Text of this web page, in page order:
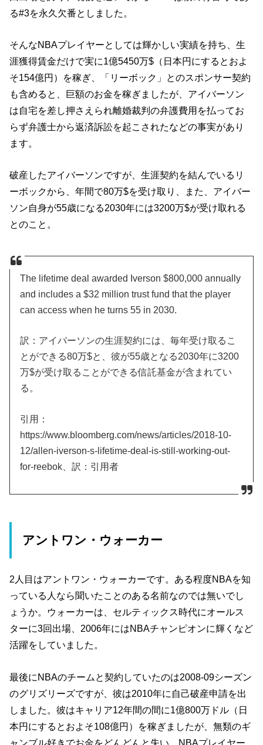
る#3を永久欠番としました。
そんなNBAプレイヤーとしては輝かしい実績を持ち、生
涯獲得賃金だけで実に1億5450万$（日本円にするとおよ
そ154億円）を稼ぎ、「リーボック」とのスポンサー契約
も含めると、巨額のお金を稼ぎましたが、アイバーソン
は自宅を差し押さえられ離婚裁判の弁護費用を払ってお
らず弁護士から返済訴訟を起こされたなどの事実があり
ます。
破産したアイバーソンですが、生涯契約を結んでいるリ
ーボックから、年間で80万$を受け取り、また、アイバー
ソン自身が55歳になる2030年には3200万$が受け取れる
とのこと。
The lifetime deal awarded Iverson $800,000 annually
and includes a $32 million trust fund that the player
can access when he turns 55 in 2030.
訳：アイバーソンの生涯契約には、毎年受け取るこ
とができる80万$と、彼が55歳となる2030年に3200
万$が受け取ることができる信託基金が含まれてい
る。
引用：
https://www.bloomberg.com/news/articles/2018-10-
12/allen-iverson-s-lifetime-deal-is-still-working-out-
for-reebok、訳：引用者
アントワン・ウォーカー
2人目はアントワン・ウォーカーです。ある程度NBAを知
っている人なら聞いたことのある名前なのでは無いでし
ょうか。ウォーカーは、セルティックス時代にオールス
ターに3回出場、2006年にはNBAチャンピオンに輝くなど
活躍をしていました。
最後にNBAのチームと契約していたのは2008-09シーズン
のグリズリーズですが、彼は2010年に自己破産申請を出
しました。彼はキャリア12年間の間に1億800万ドル（日
本円にするとおよそ108億円）を稼ぎましたが、無類のギ
ャンブル好きでお金をどんどんと失い、NBAプレイヤー